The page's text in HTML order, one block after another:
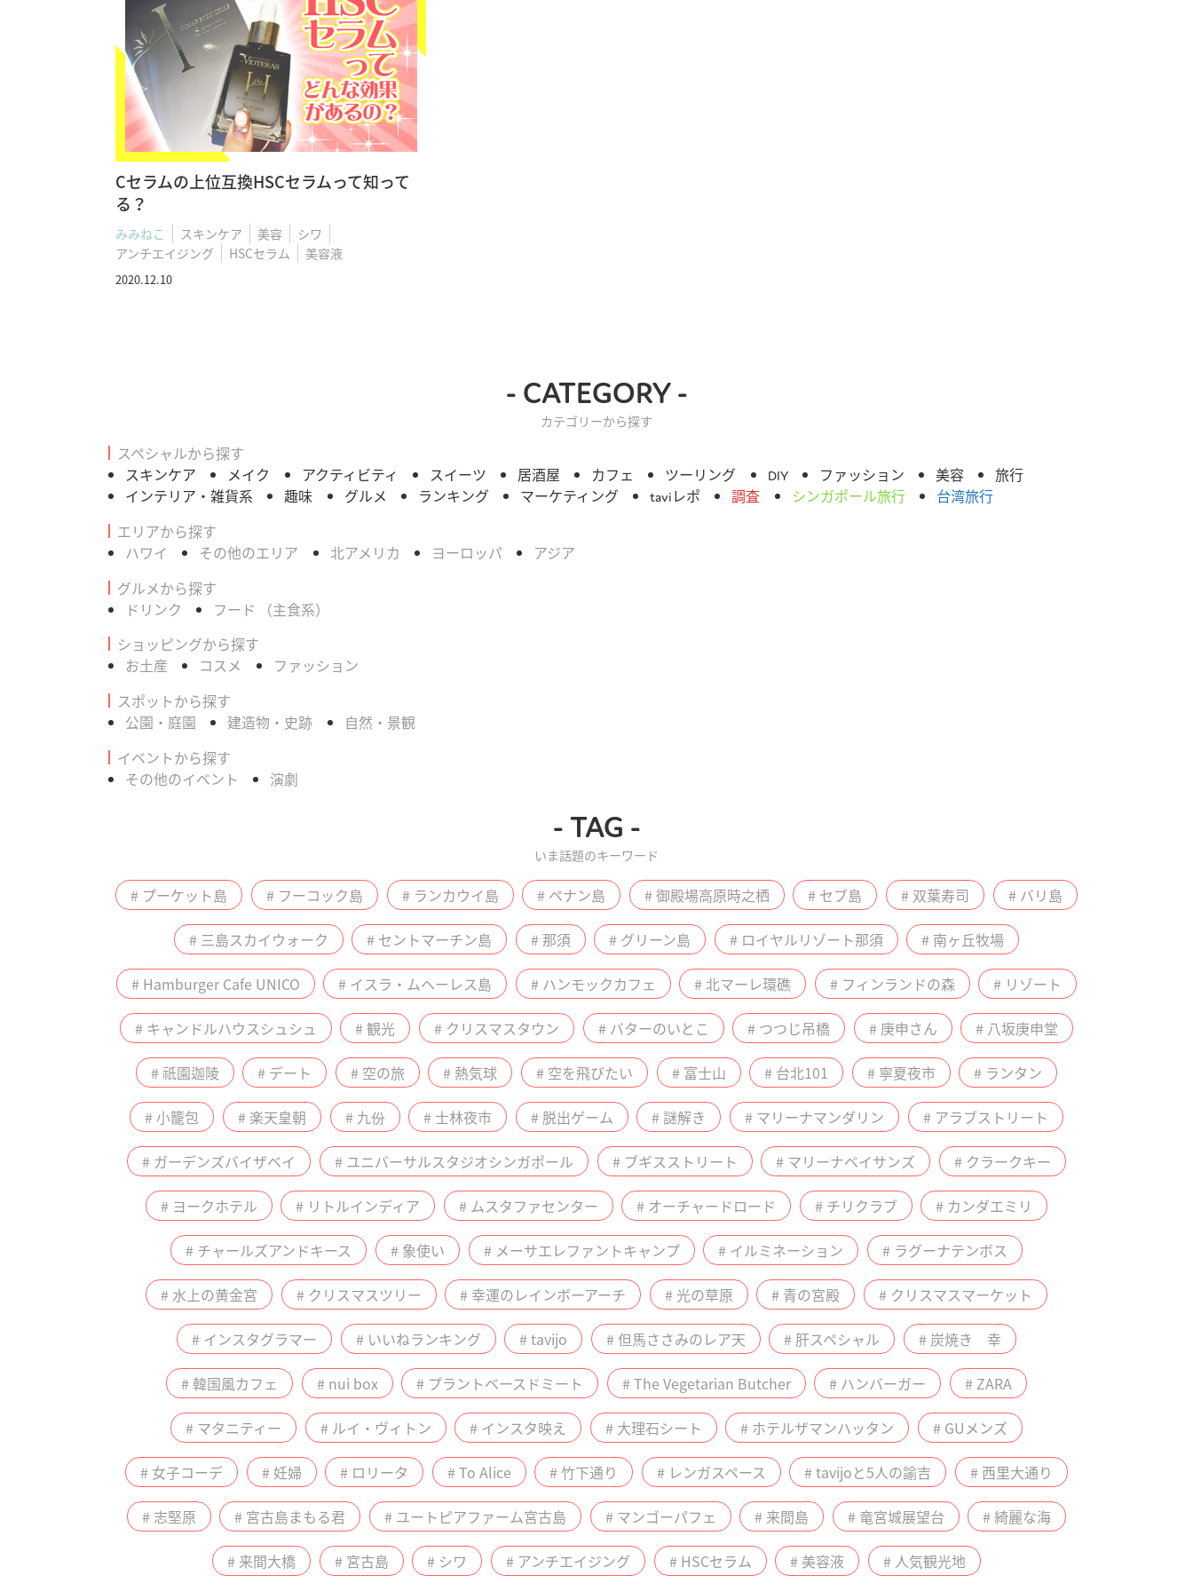
Cセラムの上位互換HSCセラムって知って
る？
みみねこ スキンケア 美容
シワ
アンチエイジング
HSCセラム 美容液
2020.12.10
- CATEGORY -
カテゴリーから探す
スペシャルから探す
スキンケア メイク アクティビティ スイーツ 居酒屋 カフェ ツーリング DIY ファッション 美容
旅行
インテリア・雑貨系
趣味 グルメ ランキング マーケティング taviレポ 調査 シンガポール旅行 台湾旅行
エリアから探す
ハワイ その他のエリア 北アメリカ ヨーロッパ アジア
グルメから探す
ドリンク フード （主食系）
ショッピングから探す
お土産 コスメ ファッション
スポットから探す
公園・庭園 建造物・史跡 自然・景観
イベントから探す
その他のイベント 演劇
- TAG -
いま話題のキーワード
# プーケット島 # フーコック島 # ランカウイ島 # ペナン島 # 御殿場高原時之栖 # セブ島 # 双葉寿司 # バリ島
# 三島スカイウォーク # セントマーチン島 # 那須 # グリーン島 # ロイヤルリゾート那須 # 南ヶ丘牧場
# Hamburger Cafe UNICO # イスラ・ムヘーレス島 # ハンモックカフェ # 北マーレ環礁 # フィンランドの森 # リゾート
# キャンドルハウスシュシュ # 観光 # クリスマスタウン # バターのいとこ # つつじ吊橋 # 庚申さん # 八坂庚申堂
# 祇園迦陵 # デート # 空の旅 # 熱気球 # 空を飛びたい # 富士山 # 台北101 # 寧夏夜市 # ランタン
# 小籠包 # 楽天皇朝 # 九份 # 士林夜市 # 脱出ゲーム # 謎解き # マリーナマンダリン # アラブストリート
# ガーデンズバイザベイ # ユニバーサルスタジオシンガポール # ブギスストリート # マリーナベイサンズ # クラークキー
# ヨークホテル # リトルインディア # ムスタファセンター # オーチャードロード # チリクラブ # カンダエミリ
# チャールズアンドキース # 象使い # メーサエレファントキャンプ # イルミネーション # ラグーナテンボス
# 水上の黄金宮 # クリスマスツリー # 幸運のレインボーアーチ # 光の草原 # 青の宮殿 # クリスマスマーケット
# インスタグラマー # いいねランキング # tavijo # 但馬ささみのレア天 # 肝スペシャル # 炭焼き 幸
# 韓国風カフェ # nui box # プラントベースドミート # The Vegetarian Butcher # ハンバーガー # ZARA
# マタニティー # ルイ・ヴィトン # インスタ映え # 大理石シート # ホテルザマンハッタン # GUメンズ
# 女子コーデ # 妊婦 # ロリータ # To Alice # 竹下通り # レンガスペース # tavijoと5人の諭吉 # 西里大通り
# 志堅原 # 宮古島まもる君 # ユートピアファーム宮古島 # マンゴーパフェ # 来間島 # 竜宮城展望台 # 綺麗な海
# 来間大橋 # 宮古島 # シワ # アンチエイジング # HSCセラム # 美容液 # 人気観光地